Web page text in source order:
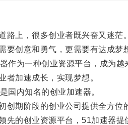
上，很多创业者既兴奋又迷茫。
创意和勇气，更需要有达成梦
为一种创业资源平台，成为越
加速成长，实现梦想。
内知名的创业加速器。
期阶段的创业公司提供全方位
的创业资源平台，51加速器提